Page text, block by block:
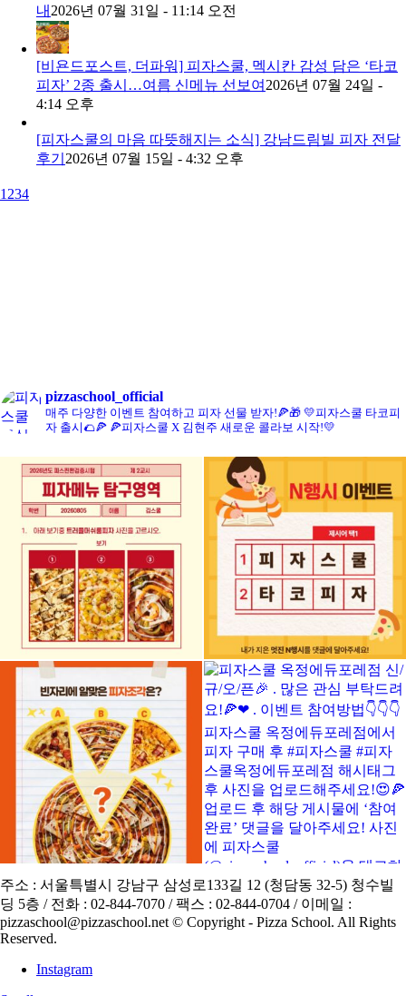
내 2026년 07월 31일 - 11:14 오전
[비욘드포스트, 더파워] 피자스쿨, 멕시칸 감성 담은 ‘타코
피자’ 2종 출시…여름 신메뉴 선보여 2026년 07월 24일 -
4:14 오후
[피자스쿨의 마음 따뜻해지는 소식] 강남드림빌 피자 전달
후기 2026년 07월 15일 - 4:32 오후
1 234
콘치즈피자pizzaschool_official
매주 다양한 이벤트 참여하고 피자 선물 받자!🍕🎁 💛피자스쿨 타코피
자 출시🌮🍕 🍕피자스쿨 X 김현주 새로운 콜라보 시작!💛
주소 : 서울특별시 강남구 삼성로133길 12 (청담동 32-5) 청수빌
딩 5층 / 전화 : 02-844-7070 / 팩스 : 02-844-0704 / 이메일 :
pizzaschool@pizzaschool.net © Copyright - Pizza School. All Rights
Reserved.
Instagram